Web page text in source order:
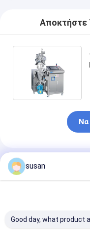
Αποκτήστε
Να
Συνιστώμενα
susan
Good day, what product